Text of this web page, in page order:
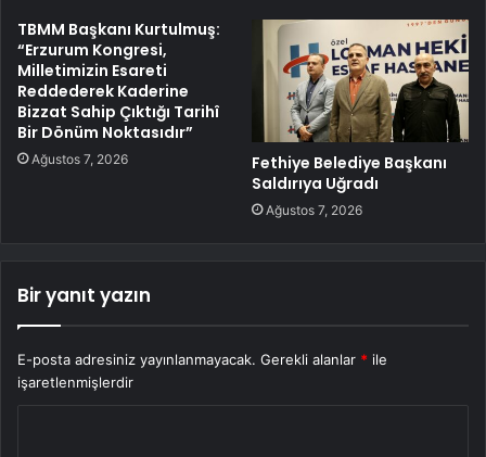
TBMM Başkanı Kurtulmuş:
“Erzurum Kongresi,
Milletimizin Esareti
Reddederek Kaderine
Bizzat Sahip Çıktığı Tarihî
Bir Dönüm Noktasıdır”
Ağustos 7, 2026
Fethiye Belediye Başkanı
Saldırıya Uğradı
Ağustos 7, 2026
Bir yanıt yazın
E-posta adresiniz yayınlanmayacak. Gerekli alanlar * ile
işaretlenmişlerdir